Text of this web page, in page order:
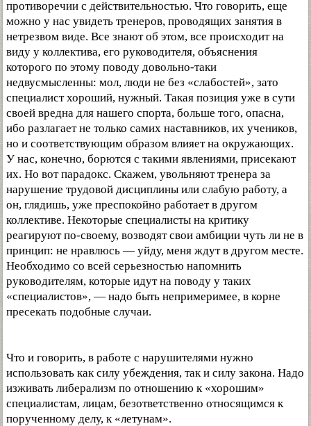
противоречии с действительностью. Что говорить, еще
можно у нас увидеть тренеров, проводящих занятия в
нетрезвом виде. Все знают об этом, все происходит на
виду у коллектива, его руководителя, объяснения
которого по этому поводу довольно-таки
недвусмысленны: мол, люди не без «слабостей», зато
специалист хороший, нужный. Такая позиция уже в сути
своей вредна для нашего спорта, больше того, опасна,
ибо разлагает не только самих наставников, их учеников,
но и соответствующим образом влияет на окружающих.
У нас, конечно, борются с такими явлениями, присекают
их. Но вот парадокс. Скажем, увольняют тренера за
нарушение трудовой дисциплины или слабую работу, а
он, глядишь, уже преспокойно работает в другом
коллективе. Некоторые специалисты на критику
реагируют по-своему, возводят свои амбиции чуть ли не в
принцип: не нравлюсь — уйду, меня ждут в другом месте.
Необходимо со всей серьезностью напомнить
руководителям, которые идут на поводу у таких
«специалистов», — надо быть непримеримее, в корне
пресекать подобные случаи.
Что и говорить, в работе с нарушителями нужно
использовать как силу убеждения, так и силу закона. Надо
изживать либерализм по отношению к «хорошим»
специалистам, лицам, безответственно относящимся к
порученному делу, к «летунам».